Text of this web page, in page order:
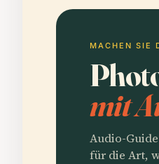
MACHEN SIE
mit
Audio-
für die Art,